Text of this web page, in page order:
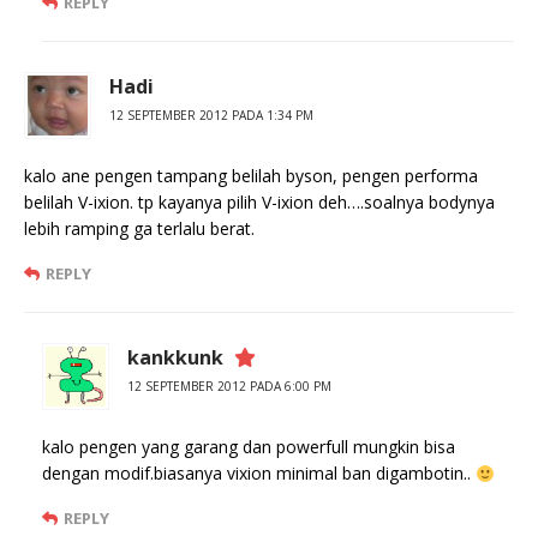
Hadi
12 SEPTEMBER 2012 PADA 1:34 PM
kalo ane pengen tampang belilah byson, pengen performa
belilah V-ixion. tp kayanya pilih V-ixion deh….soalnya bodynya
lebih ramping ga terlalu berat.
REPLY
kankkunk
12 SEPTEMBER 2012 PADA 6:00 PM
kalo pengen yang garang dan powerfull mungkin bisa
dengan modif.biasanya vixion minimal ban digambotin..
REPLY